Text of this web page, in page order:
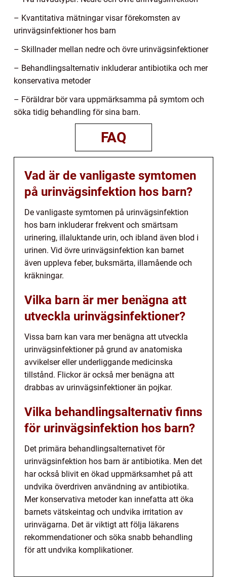
– Kvantitativa mätningar visar förekomsten av
urinvägsinfektioner hos barn
– Skillnader mellan nedre och övre urinvägsinfektioner
– Behandlingsalternativ inkluderar antibiotika och mer
konservativa metoder
– Föräldrar bör vara uppmärksamma på symtom och
söka tidig behandling för sina barn.
FAQ
Vad är de vanligaste symtomen
på urinvägsinfektion hos barn?
De vanligaste symtomen på urinvägsinfektion
hos barn inkluderar frekvent och smärtsam
urinering, illaluktande urin, och ibland även blod i
urinen. Vid övre urinvägsinfektion kan barnet
även uppleva feber, buksmärta, illamående och
kräkningar.
Vilka barn är mer benägna att
utveckla urinvägsinfektioner?
Vissa barn kan vara mer benägna att utveckla
urinvägsinfektioner på grund av anatomiska
avvikelser eller underliggande medicinska
tillstånd. Flickor är också mer benägna att
drabbas av urinvägsinfektioner än pojkar.
Vilka behandlingsalternativ finns
för urinvägsinfektion hos barn?
Det primära behandlingsalternativet för
urinvägsinfektion hos barn är antibiotika. Men det
har också blivit en ökad uppmärksamhet på att
undvika överdriven användning av antibiotika.
Mer konservativa metoder kan innefatta att öka
barnets vätskeintag och undvika irritation av
urinvägarna. Det är viktigt att följa läkarens
rekommendationer och söka snabb behandling
för att undvika komplikationer.